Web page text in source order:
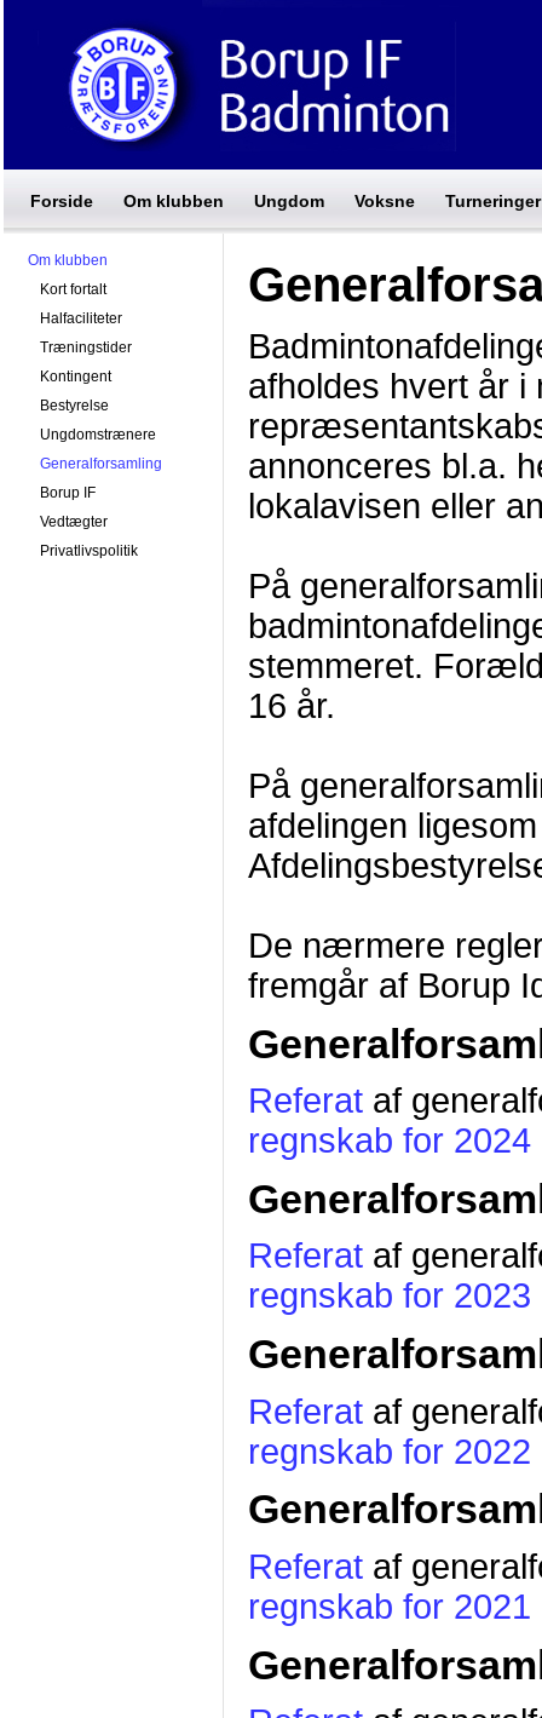
Forside Om klubben Ungdom Voksne Turneringer
Om klubben
Kort fortalt
Halfaciliteter
Træningstider
Kontingent
Bestyrelse
Ungdomstrænere
Generalforsamling
Borup IF
Vedtægter
Privatlivspolitik
afholdes hvert år i
annonceres bl.a.
lokalavisen eller
På
stemmeret.
16 år.
På
afdelingen
De nærmere
fremgår af Borup
Referataf
regnskab for 2024
Referataf
regnskab for 2023
Referataf
regnskab for 2022
Referataf
regnskab for 2021